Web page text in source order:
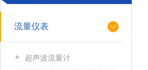
流量仪表
超声波流量计